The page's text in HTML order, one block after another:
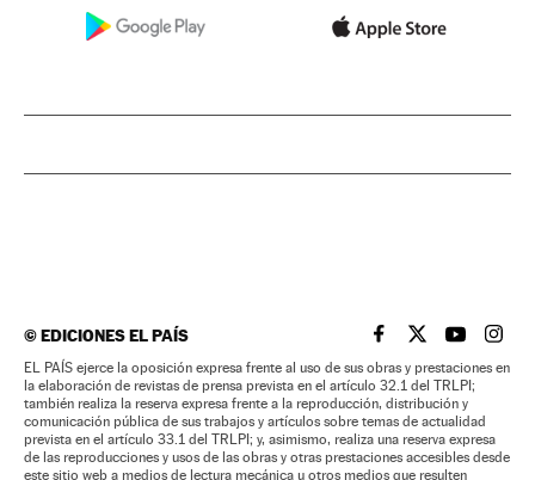
©EDICIONES EL PAÍS EL PAÍS BRASIL EN
EL PAÍSEL PAÍS
EL
EL PAÍS ejerce la oposición expresa frente al uso de sus obras y prestaciones en
la elaboración de revistas de prensa prevista en el artículo 32.1 del TRLPI;
también realiza la reserva expresa frente a la reproducción, distribución y
comunicación pública de sus trabajos y artículos sobre temas de actualidad
prevista en el artículo 33.1 del TRLPI; y, asimismo, realiza una reserva expresa
de las reproducciones y usos de las obras y otras prestaciones accesibles desde
este sitio web a medios de lectura mecánica u otros medios que resulten